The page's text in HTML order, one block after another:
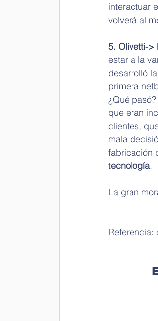
interactuar
volverá al
5. Olivetti->
estar a la
desarrolló
primera
¿Qué
que eran
clientes,
mala
fabricación
tecnología.
La gran
Referencia: